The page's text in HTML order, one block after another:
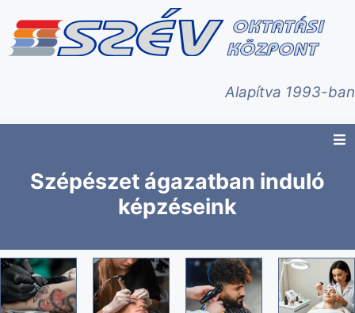
Alapítva 1993-ban
Szépészet ágazatban induló
képzéseink